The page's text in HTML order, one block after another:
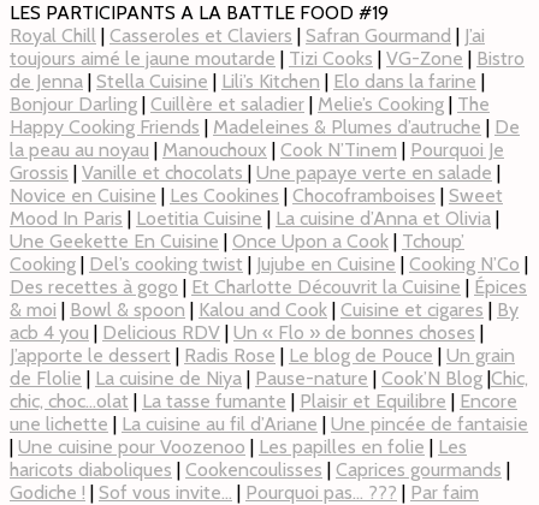
LES PARTICIPANTS A LA BATTLE FOOD #19
Royal Chill | Casseroles et Claviers | Safran Gourmand | J’ai
toujours aimé le jaune moutarde | Tizi Cooks | VG-Zone | Bistro
de Jenna | Stella Cuisine | Lili’s Kitchen | Elo dans la farine |
Bonjour Darling | Cuillère et saladier | Melie’s Cooking | The
Happy Cooking Friends | Madeleines & Plumes d’autruche | De
la peau au noyau | Manouchoux | Cook N’Tinem | Pourquoi Je
Grossis | Vanille et chocolats | Une papaye verte en salade |
Novice en Cuisine | Les Cookines | Chocoframboises | Sweet
Mood In Paris | Loetitia Cuisine | La cuisine d’Anna et Olivia |
Une Geekette En Cuisine | Once Upon a Cook | Tchoup’
Cooking | Del’s cooking twist | Jujube en Cuisine | Cooking N’Co |
Des recettes à gogo | Et Charlotte Découvrit la Cuisine | Épices
& moi | Bowl & spoon | Kalou and Cook | Cuisine et cigares | By
acb 4 you | Delicious RDV | Un « Flo » de bonnes choses |
J’apporte le dessert | Radis Rose | Le blog de Pouce | Un grain
de Flolie | La cuisine de Niya | Pause-nature | Cook’N Blog |Chic,
chic, choc…olat | La tasse fumante | Plaisir et Equilibre | Encore
une lichette | La cuisine au fil d’Ariane | Une pincée de fantaisie
| Une cuisine pour Voozenoo | Les papilles en folie | Les
haricots diaboliques | Cookencoulisses | Caprices gourmands |
Godiche ! | Sof vous invite… | Pourquoi pas… ??? | Par faim